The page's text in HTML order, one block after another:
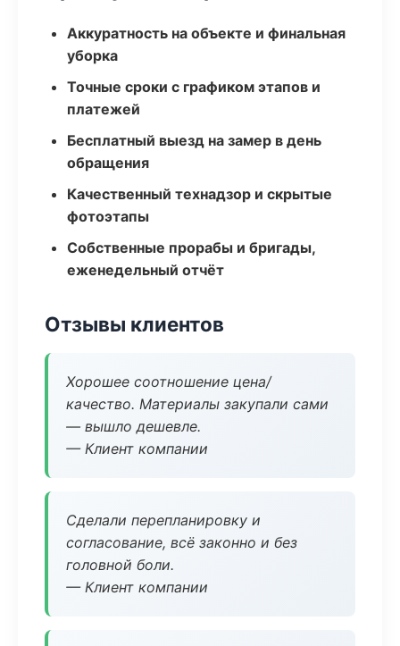
Аккуратность на объекте и финальная
уборка
Точные сроки с графиком этапов и
платежей
Бесплатный выезд на замер в день
обращения
Качественный технадзор и скрытые
фотоэтапы
Собственные прорабы и бригады,
еженедельный отчёт
Отзывы клиентов
Хорошее соотношение цена/
качество. Материалы закупали сами
— вышло дешевле.
— Клиент компании
Сделали перепланировку и
согласование, всё законно и без
головной боли.
— Клиент компании